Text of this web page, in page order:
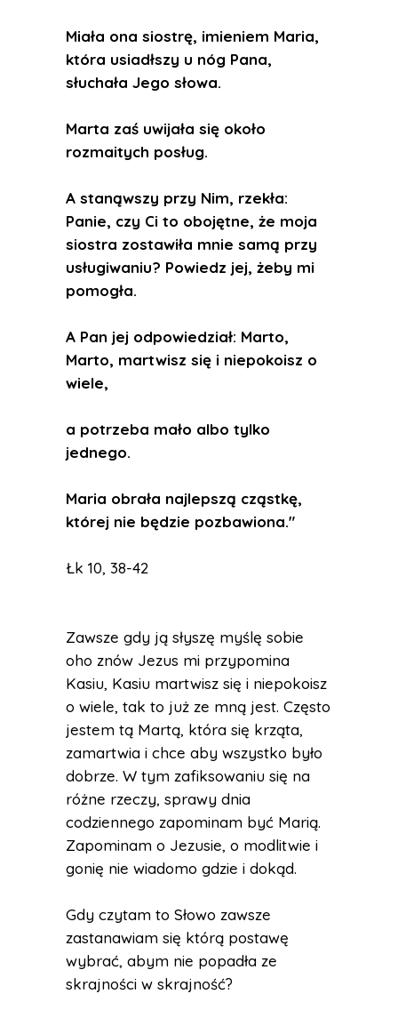
Miała ona siostrę, imieniem Maria,
która usiadłszy u nóg Pana,
słuchała Jego słowa.
Marta zaś uwijała się około
rozmaitych posług.
A stanąwszy przy Nim, rzekła:
Panie, czy Ci to obojętne, że moja
siostra zostawiła mnie samą przy
usługiwaniu? Powiedz jej, żeby mi
pomogła.
A Pan jej odpowiedział: Marto,
Marto, martwisz się i niepokoisz o
wiele,
a potrzeba mało albo tylko
jednego.
Maria obrała najlepszą cząstkę,
której nie będzie pozbawiona."
Łk 10, 38-42
Zawsze gdy ją słyszę myślę sobie
oho znów Jezus mi przypomina
Kasiu, Kasiu martwisz się i niepokoisz
o wiele, tak to już ze mną jest. Często
jestem tą Martą, która się krząta,
zamartwia i chce aby wszystko było
dobrze. W tym zafiksowaniu się na
różne rzeczy, sprawy dnia
codziennego zapominam być Marią.
Zapominam o Jezusie, o modlitwie i
gonię nie wiadomo gdzie i dokąd.
Gdy czytam to Słowo zawsze
zastanawiam się którą postawę
wybrać, abym nie popadła ze
skrajności w skrajność?